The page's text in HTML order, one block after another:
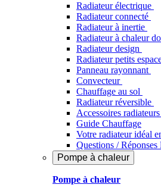
Radiateur électrique
Radiateur connecté
Radiateur à inertie
Radiateur à chaleur
Radiateur design
Radiateur petits
Panneau rayonnant
Convecteur
Chauffage au sol
Radiateur réversible
Accessoires radiateurs
Guide Chauffage
Votre radiateur idéal
Questions / Réponses
Pompe à chaleur
Pompe à chaleur